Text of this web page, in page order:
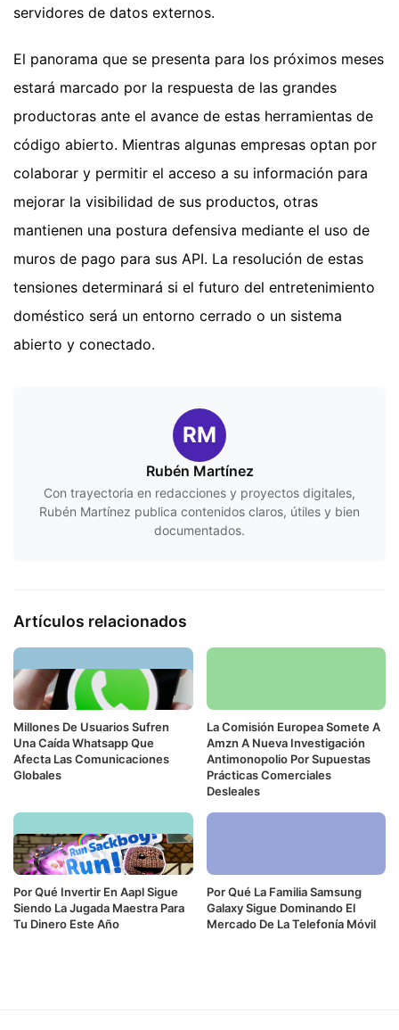
servidores de datos externos.
El panorama que se presenta para los próximos meses
estará marcado por la respuesta de las grandes
productoras ante el avance de estas herramientas de
código abierto. Mientras algunas empresas optan por
colaborar y permitir el acceso a su información para
mejorar la visibilidad de sus productos, otras
mantienen una postura defensiva mediante el uso de
muros de pago para sus API. La resolución de estas
tensiones determinará si el futuro del entretenimiento
doméstico será un entorno cerrado o un sistema
abierto y conectado.
RM
Rubén Martínez
Con trayectoria en redacciones y proyectos digitales,
Rubén Martínez publica contenidos claros, útiles y bien
documentados.
Artículos relacionados
Millones De Usuarios Sufren
Una Caída Whatsapp Que
Afecta Las Comunicaciones
Globales
La Comisión Europea Somete A
Amzn A Nueva Investigación
Antimonopolio Por Supuestas
Prácticas Comerciales
Desleales
Por Qué Invertir En Aapl Sigue
Siendo La Jugada Maestra Para
Tu Dinero Este Año
Por Qué La Familia Samsung
Galaxy Sigue Dominando El
Mercado De La Telefonía Móvil